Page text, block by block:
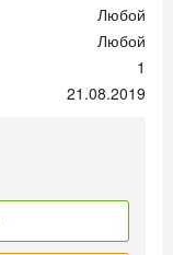
Любой
Любой
1
21.08.2019